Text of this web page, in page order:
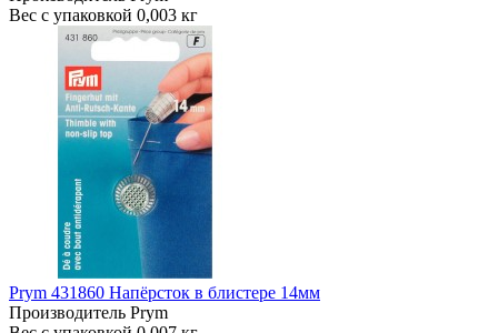
Вес с упаковкой 0,003 кг
Prym 431860 Напёрсток в блистере 14мм
Производитель Prym